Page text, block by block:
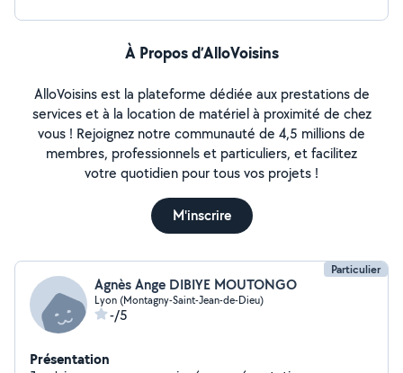
À Propos d’AlloVoisins
AlloVoisins est la plateforme dédiée aux prestations de
services et à la location de matériel à proximité de chez
vous ! Rejoignez notre communauté de 4,5 millions de
membres, professionnels et particuliers, et facilitez
votre quotidien pour tous vos projets !
M'inscrire
Particulier
Agnès Ange DIBIYE MOUTONGO
Lyon (Montagny-Saint-Jean-de-Dieu)
-/5
Présentation